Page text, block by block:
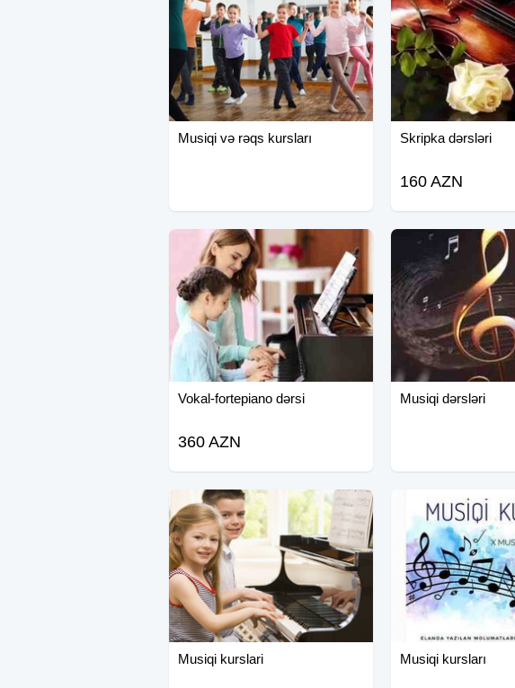
Musiqi və rəqs kursları Skripka dərsləri
160 AZN
Vokal-fortepiano dərsi
360 AZN
Musiqi dərsləri
Musiqi kurslari Musiqi kursları